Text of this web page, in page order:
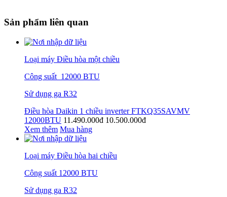
Sản phẩm liên quan
Loại máy Điều hòa một chiều
Công suất 12000 BTU
Sử dụng ga R32
Điều hòa Daikin 1 chiều inverter FTKQ35SAVMV
12000BTU 11.490.000đ 10.500.000đ
Xem thêm Mua hàng
Loại máy Điều hòa hai chiều
Công suất 12000 BTU
Sử dụng ga R32